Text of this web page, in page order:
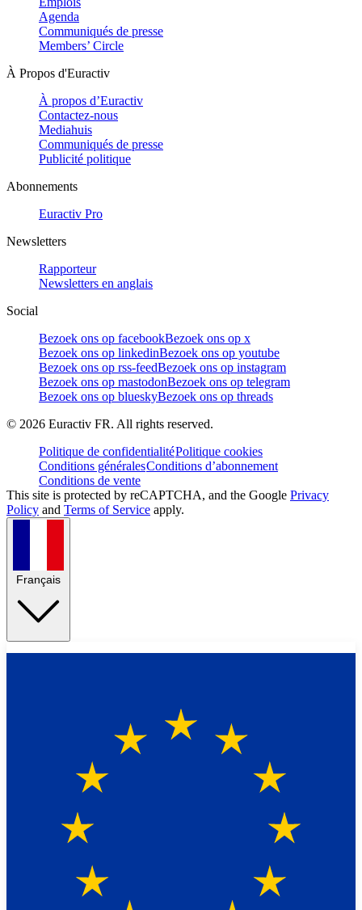
Agenda
Communiqués de presse
Members’ Circle
À Propos d'Euractiv
À propos d’Euractiv
Contactez-nous
Mediahuis
Communiqués de presse
Publicité politique
Abonnements
Euractiv Pro
Newsletters
Rapporteur
Newsletters en anglais
Social
Bezoek ons op facebookBezoek ons op x
Bezoek ons op linkedinBezoek ons op youtube
Bezoek ons op rss-feedBezoek ons op instagram
Bezoek ons op mastodonBezoek ons op telegram
Bezoek ons op blueskyBezoek ons op threads
© 2026 Euractiv FR. All rights reserved.
Politique de confidentialitéPolitique cookies
Conditions généralesConditions d’abonnement
Conditions de vente
This site is protected by reCAPTCHA, and the Google Privacy
Policy and Terms of Service apply.
Français